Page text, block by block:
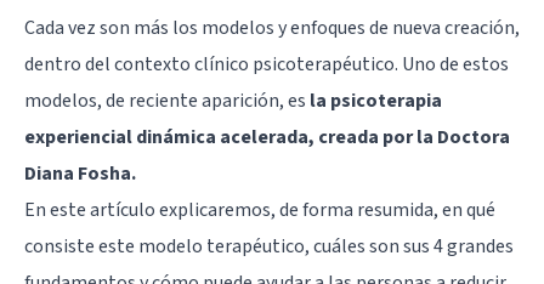
Cada vez son más los modelos y enfoques de nueva creación,
dentro del contexto clínico psicoterapéutico. Uno de estos
modelos, de reciente aparición, es la psicoterapia
experiencial dinámica acelerada, creada por la Doctora
Diana Fosha.
En este artículo explicaremos, de forma resumida, en qué
consiste este modelo terapéutico, cuáles son sus 4 grandes